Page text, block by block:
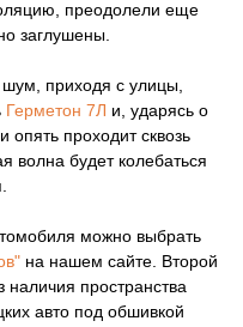
преодолели еще
заглушены.
шум, приходя с улицы,
Герметон 7Л и, ударясь о
опять проходит сквозь
волна будет колебаться
можно выбрать
на нашем сайте. Второй
пространства
авто под обшивкой